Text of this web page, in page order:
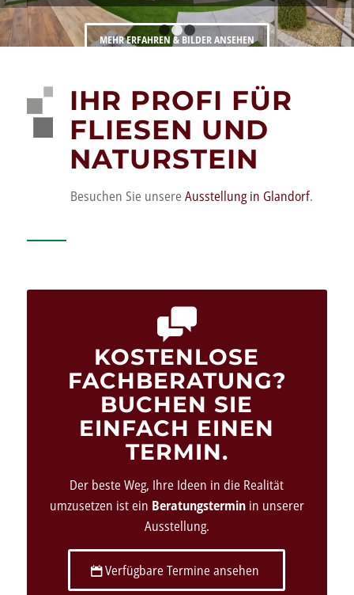
1 2 3
MEHR ERFAHREN & BILDER ANSEHEN
IHR PROFI FÜR
FLIESEN UND
NATURSTEIN
Besuchen Sie unsere Ausstellung in Glandorf.
KOSTENLOSE
FACHBERATUNG?
BUCHEN SIE
EINFACH EINEN
TERMIN.
Der beste Weg, Ihre Ideen in die Realität
umzusetzen ist ein Beratungsterminin unserer
Ausstellung.
Verfügbare Termine ansehen